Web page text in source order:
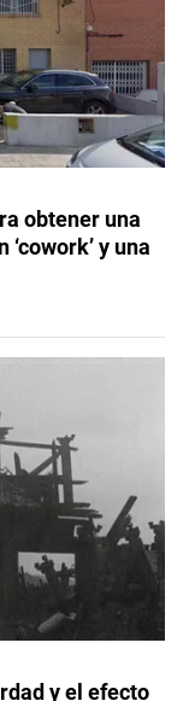
obtener una
y una
y el efecto